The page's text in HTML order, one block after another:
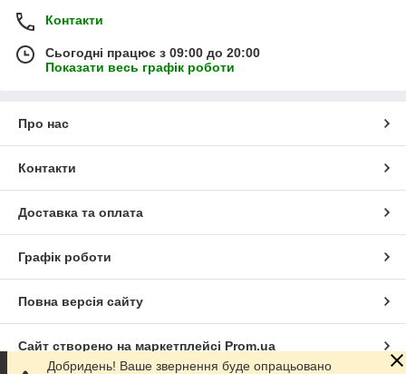
Контакти
Сьогодні працює з 09:00 до 20:00
Показати весь графік роботи
Про нас
Контакти
Доставка та оплата
Графік роботи
Повна версія сайту
Сайт створено на маркетплейсі Prom.ua
Добридень! Ваше звернення буде опрацьовано